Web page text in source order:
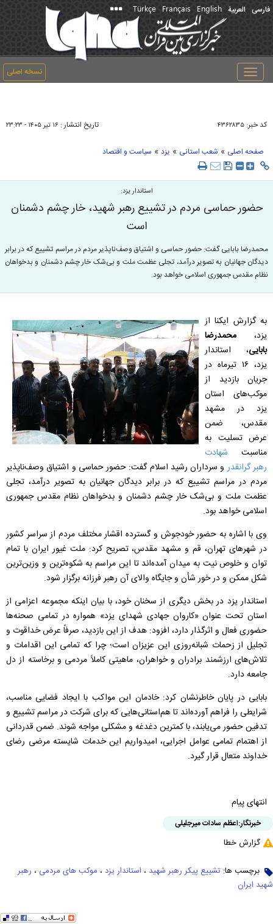
فارسی العربیة English
Français
Türkçe
نسخه اصلی
Toggle
navigation
کد خبر: ۴۳۶۲۸۳۵ تاریخ انتشار : ۱۶ تير ۱۴۰۵ - ۲۳:۲۳
صفحه اصلی » شعب استانی » یزد » سیاست و اقتصاد
استاندار یزد:
حضور حماسی مردم در تشییع رهبر شهید، خار چشم دشمنان
است
محمدرضا بابایی گفت: حضور حماسی و اشتیاق وصف‌ناپذیر مردم در مراسم تشییع که در برابر
دیدگان جهانیان به تصویر درآمد، تجلی عظمت ملت و بی‌شک خار چشم دشمنان و بدخواهان
نظام مقدس جمهوری اسلامی خواهد بود.
به گزارش ایکنا از
یزد، محمدرضا
بابایی، استاندار
یزد، ۱۶ تیرماه در
جریان بازدید از
موکب‌های استان
یزد در مشهد
مقدس، ضمن
عرض تسلیت به
مناسبت شهادت
رهبر گرانقدرو سرداران رشید اسلام گفت: حضور حماسی و اشتیاق وصف‌ناپذیر
مردم در مراسم تشییع که در برابر دیدگان جهانیان به تصویر درآمد، تجلی
عظمت ملت و بی‌شک خار چشم دشمنان و بدخواهان نظام مقدس جمهوری
اسلامی خواهد بود.
وی با اشاره به حضور خودجوش و گسترده اقشار مختلف مردم از سراسر کشور
در شهرهای تهران، قم و مشهد مقدس، تصریح کرد: ملت غیور ایران با تمام
توان و خلوص نیت به میدان آمده‌اند تا این مراسم به شکوه‌ترین و وزین‌ترین
شکل ممکن و در خور شأن و جایگاه والای آن رهبر فرزانه برگزار شود.
استاندار یزد در بخش دیگری از سخنان خود، با بیان اینکه مجموعه اعزامی از
استان تحت عنوان «کاروان جهادی شهدای یزد» همواره در تمامی صحنه‌ها
حضوری فعال و اثرگذار دارد، افزود: هدف از این بازدید، صرفاً عرض خداقوت و
تجلیل از زحمات شبانه‌روزی این عزیزان است؛ چرا که تمامی این اقدامات و
تلاش‌های ارزشمند برادران و خواهران، ماهیتی کاملاً مردمی و برخاسته از دل
جامعه دارد.
بابایی در پایان خاطرنشان کرد: خادمان این مواکب با ایجاد فضایی مناسب،
شرایطی را فراهم آورده‌اند تا هم‌استانی‌هایی که برای شرکت در مراسم تشییع و
تدفین حضور می‌یابند، با کمترین دغدغه و مشکلی مواجه شوند. ضمن قدردانی
از اهتمام تمامی عوامل اجرایی، امیدواریم این خدمات شایسته مرضی رضای
خداوند متعال قرار گیرد.
انتهای پیام
خبرنگار:اعظم سادات میرجلیلی
گزارش خطا
برچسب ها: تشییع پیکر رهبر شهید ، استاندار یزد ، موکب های مردمی ، رهبر
شهید ایران